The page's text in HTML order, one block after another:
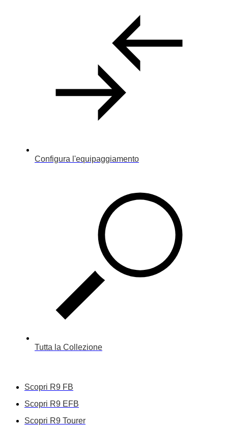
Configura l'equipaggiamento
Tutta la Collezione
Scopri R9 FB
Scopri R9 EFB
Scopri R9 Tourer